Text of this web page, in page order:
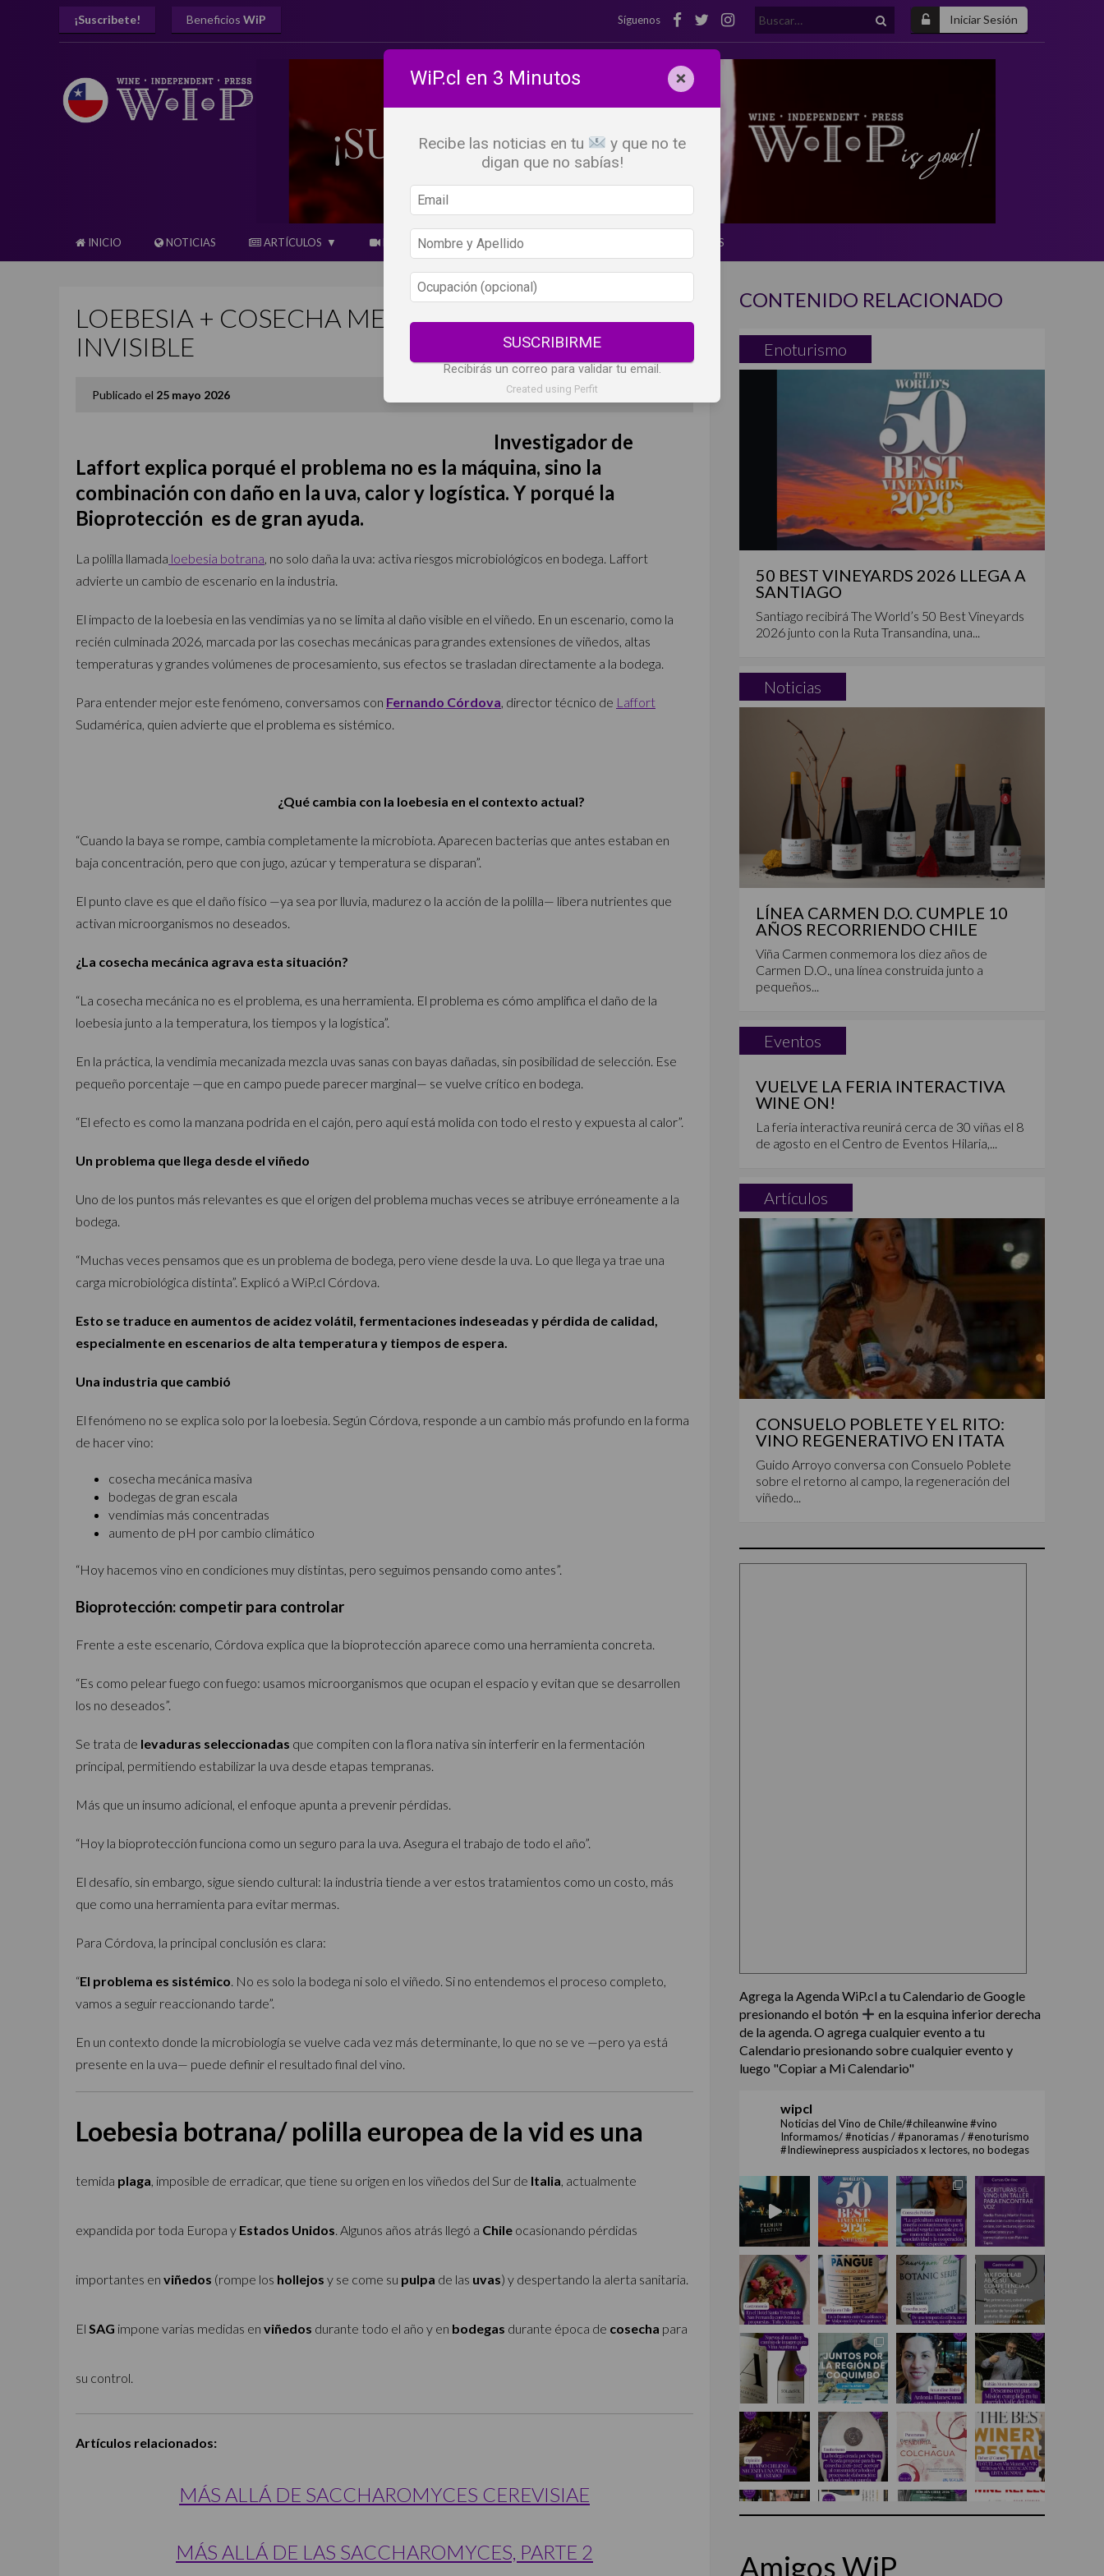
Iniciar Sesión
¡Suscribete! Beneficios WiP Buscar:
Síguenos
INICIO NOTICIAS ARTÍCULOS BEBER X LOS OJOS GLOSARIO DEL VINO PANORAMAS
LOEBESIA + COSECHA MECÁNICA: EL PROBLEMA
INVISIBLE
Publicado el 25 mayo 2026 Mariana Martínez @reinaentrecopas
Investigador de
Laffort explica porqué el problema no es la máquina, sino la
combinación con daño en la uva, calor y logística. Y porqué la
Bioprotección es de gran ayuda.
La polilla llamada loebesia botrana, no solo daña la uva: activa riesgos microbiológicos en bodega. Laffort
advierte un cambio de escenario en la industria.
El impacto de la loebesia en las vendimias ya no se limita al daño visible en el viñedo. En un escenario, como la
recién culminada 2026, marcada por las cosechas mecánicas para grandes extensiones de viñedos, altas
temperaturas y grandes volúmenes de procesamiento, sus efectos se trasladan directamente a la bodega.
Para entender mejor este fenómeno, conversamos con Fernando Córdova, director técnico de Laffort
Sudamérica, quien advierte que el problema es sistémico.
¿Qué cambia con la loebesia en el contexto actual?
“Cuando la baya se rompe, cambia completamente la microbiota. Aparecen bacterias que antes estaban en
baja concentración, pero que con jugo, azúcar y temperatura se disparan”.
El punto clave es que el daño físico —ya sea por lluvia, madurez o la acción de la polilla— libera nutrientes que
activan microorganismos no deseados.
¿La cosecha mecánica agrava esta situación?
“La cosecha mecánica no es el problema, es una herramienta. El problema es cómo amplifica el daño de la
loebesia junto a la temperatura, los tiempos y la logística”.
En la práctica, la vendimia mecanizada mezcla uvas sanas con bayas dañadas, sin posibilidad de selección. Ese
pequeño porcentaje —que en campo puede parecer marginal— se vuelve crítico en bodega.
“El efecto es como la manzana podrida en el cajón, pero aquí está molida con todo el resto y expuesta al calor”.
Un problema que llega desde el viñedo
Uno de los puntos más relevantes es que el origen del problema muchas veces se atribuye erróneamente a la
bodega.
“Muchas veces pensamos que es un problema de bodega, pero viene desde la uva. Lo que llega ya trae una
carga microbiológica distinta”. Explicó a WiP.cl Córdova.
Esto se traduce en aumentos de acidez volátil, fermentaciones indeseadas y pérdida de calidad,
especialmente en escenarios de alta temperatura y tiempos de espera.
Una industria que cambió
El fenómeno no se explica solo por la loebesia. Según Córdova, responde a un cambio más profundo en la forma
de hacer vino:
cosecha mecánica masiva
bodegas de gran escala
vendimias más concentradas
aumento de pH por cambio climático
“Hoy hacemos vino en condiciones muy distintas, pero seguimos pensando como antes”.
Bioprotección: competir para controlar
Frente a este escenario, Córdova explica que la bioprotección aparece como una herramienta concreta.
“Es como pelear fuego con fuego: usamos microorganismos que ocupan el espacio y evitan que se desarrollen
los no deseados”.
Se trata de levaduras seleccionadas que compiten con la flora nativa sin interferir en la fermentación
principal, permitiendo estabilizar la uva desde etapas tempranas.
Más que un insumo adicional, el enfoque apunta a prevenir pérdidas.
“Hoy la bioprotección funciona como un seguro para la uva. Asegura el trabajo de todo el año”.
El desafío, sin embargo, sigue siendo cultural: la industria tiende a ver estos tratamientos como un costo, más
que como una herramienta para evitar mermas.
Para Córdova, la principal conclusión es clara:
“El problema es sistémico. No es solo la bodega ni solo el viñedo. Si no entendemos el proceso completo,
vamos a seguir reaccionando tarde”.
En un contexto donde la microbiología se vuelve cada vez más determinante, lo que no se ve —pero ya está
presente en la uva— puede definir el resultado final del vino.
Loebesia botrana/ polilla europea de la vid es una
temida plaga, imposible de erradicar, que tiene su origen en los viñedos del Sur de Italia, actualmente
expandida por toda Europa y Estados Unidos. Algunos años atrás llegó a Chile ocasionando pérdidas
importantes en viñedos (rompe los hollejos y se come su pulpa de las uvas) y despertando la alerta sanitaria.
El SAG impone varias medidas en viñedos durante todo el año y en bodegas durante época de cosecha para
su control.
Artículos relacionados:
MÁS ALLÁ DE SACCHAROMYCES CEREVISIAE
MÁS ALLÁ DE LAS SACCHAROMYCES, PARTE 2
CONTENIDO RELACIONADO
Enoturismo
50 BEST VINEYARDS 2026 LLEGA A
SANTIAGO
Santiago recibirá The World’s 50 Best Vineyards
2026 junto con la Ruta Transandina, una...
Noticias
LÍNEA CARMEN D.O. CUMPLE 10
AÑOS RECORRIENDO CHILE
Viña Carmen conmemora los diez años de
Carmen D.O., una línea construida junto a
pequeños...
Eventos
VUELVE LA FERIA INTERACTIVA
WINE ON!
La feria interactiva reunirá cerca de 30 viñas el 8
de agosto en el Centro de Eventos Hilaria,...
Artículos
CONSUELO POBLETE Y EL RITO:
VINO REGENERATIVO EN ITATA
Guido Arroyo conversa con Consuelo Poblete
sobre el retorno al campo, la regeneración del
viñedo...
Agrega la Agenda WiP.cl a tu Calendario de Google
presionando el botón
en la esquina inferior derecha
de la agenda. O agrega cualquier evento a tu
Calendario presionando sobre cualquier evento y
luego "Copiar a Mi Calendario"
wipcl
Noticias del Vino de Chile/#chileanwine #vino
Informamos/ #noticias / #panoramas / #enoturismo
#Indiewinepress auspiciados x lectores, no bodegas
Amigos WiP
WiP.cl en 3 Minutos ×
Recibe las noticias en tu
y que no te
digan que no sabías!
SUSCRIBIRME
Recibirás un correo para validar tu email.
Created using Perfit